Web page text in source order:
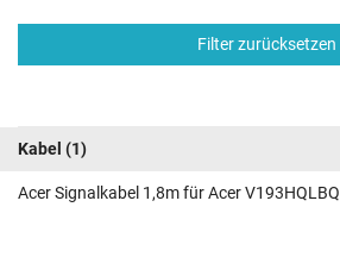
Filter zurücksetzen
Kabel (1)
Acer Signalkabel 1,8m für Acer V193HQLBQ